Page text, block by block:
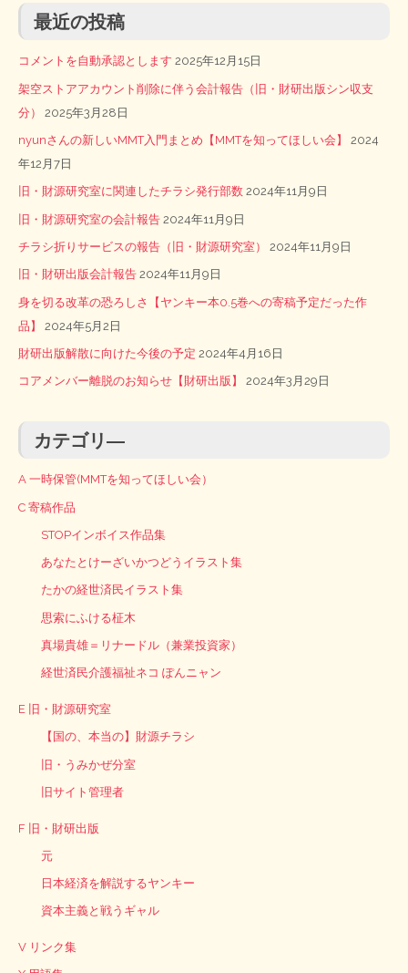
最近の投稿
コメントを自動承認とします 2025年12月15日
架空ストアアカウント削除に伴う会計報告（旧・財研出版シン収支
分）
2025年3月28日
nyunさんの新しいMMT入門まとめ【MMTを知ってほしい会】
2024
年12月7日
旧・財源研究室に関連したチラシ発行部数 2024年11月9日
旧・財源研究室の会計報告 2024年11月9日
チラシ折りサービスの報告（旧・財源研究室） 2024年11月9日
旧・財研出版会計報告 2024年11月9日
身を切る改革の恐ろしさ【ヤンキー本0.5巻への寄稿予定だった作
品】
2024年5月2日
財研出版解散に向けた今後の予定 2024年4月16日
コアメンバー離脱のお知らせ【財研出版】 2024年3月29日
カテゴリ―
A 一時保管(MMTを知ってほしい会）
C 寄稿作品
STOPインボイス作品集
あなたとけーざいかつどうイラスト集
たかの経世済民イラスト集
思索にふける柾木
真場貴雄＝リナードル（兼業投資家）
経世済民介護福祉ネコ ぽんニャン
E 旧・財源研究室
【国の、本当の】財源チラシ
旧・うみかぜ分室
旧サイト管理者
F 旧・財研出版
元
日本経済を解説するヤンキー
資本主義と戦うギャル
V リンク集